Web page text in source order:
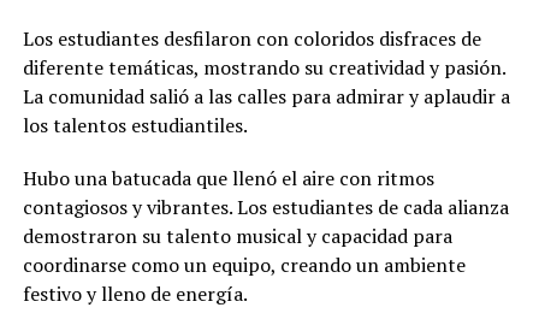
Los estudiantes desfilaron con coloridos disfraces de
diferente temáticas, mostrando su creatividad y pasión.
La comunidad salió a las calles para admirar y aplaudir a
los talentos estudiantiles.
Hubo una batucada que llenó el aire con ritmos
contagiosos y vibrantes. Los estudiantes de cada alianza
demostraron su talento musical y capacidad para
coordinarse como un equipo, creando un ambiente
festivo y lleno de energía.